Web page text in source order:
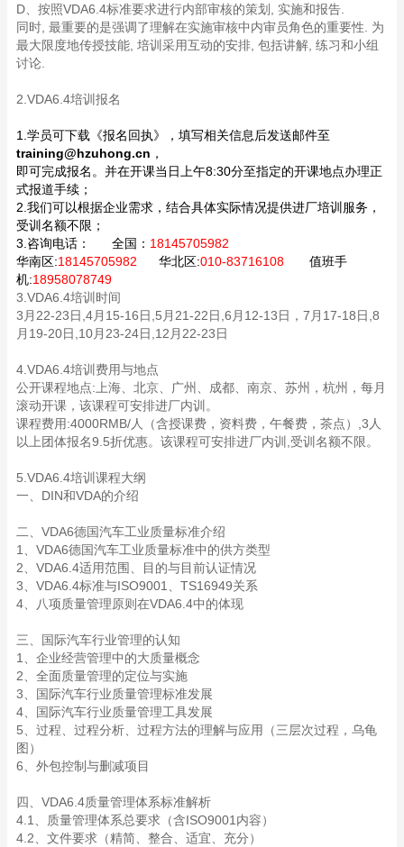
D、按照VDA6.4标准要求进行内部审核的策划, 实施和报告.
同时, 最重要的是强调了理解在实施审核中内审员角色的重要性. 为
最大限度地传授技能, 培训采用互动的安排, 包括讲解, 练习和小组
讨论.
2.VDA6.4培训报名
1.学员可下载《报名回执》，填写相关信息后发送邮件至
training@hzuhong.cn ，
即可完成报名。并在开课当日上午8:30分至指定的开课地点办理正
式报道手续；
2.我们可以根据企业需求，结合具体实际情况提供进厂培训服务，
受训名额不限；
3.咨询电话：
全国： 18145705982
华南区:18145705982 华北区:010-83716108 值班手
机:18958078749
3.VDA6.4培训时间
3月22-23日,4月15-16日,5月21-22日,6月12-13日，7月17-18日,8
月19-20日,10月23-24日,12月22-23日
4.VDA6.4培训费用与地点
公开课程地点:上海、北京、广州、成都、南京、苏州，杭州，每月
滚动开课，该课程可安排进厂内训。
课程费用:4000RMB/人（含授课费，资料费，午餐费，茶点）,3人
以上团体报名9.5折优惠。该课程可安排进厂内训,受训名额不限。
5.VDA6.4培训课程大纲
一、DIN和VDA的介绍
二、VDA6德国汽车工业质量标准介绍
1、VDA6德国汽车工业质量标准中的供方类型
2、VDA6.4适用范围、目的与目前认证情况
3、VDA6.4标准与ISO9001、TS16949关系
4、八项质量管理原则在VDA6.4中的体现
三、国际汽车行业管理的认知
1、企业经营管理中的大质量概念
2、全面质量管理的定位与实施
3、国际汽车行业质量管理标准发展
4、国际汽车行业质量管理工具发展
5、过程、过程分析、过程方法的理解与应用（三层次过程，乌龟
图）
6、外包控制与删减项目
四、VDA6.4质量管理体系标准解析
4.1、质量管理体系总要求（含ISO9001内容）
4.2、文件要求（精简、整合、适宜、充分）